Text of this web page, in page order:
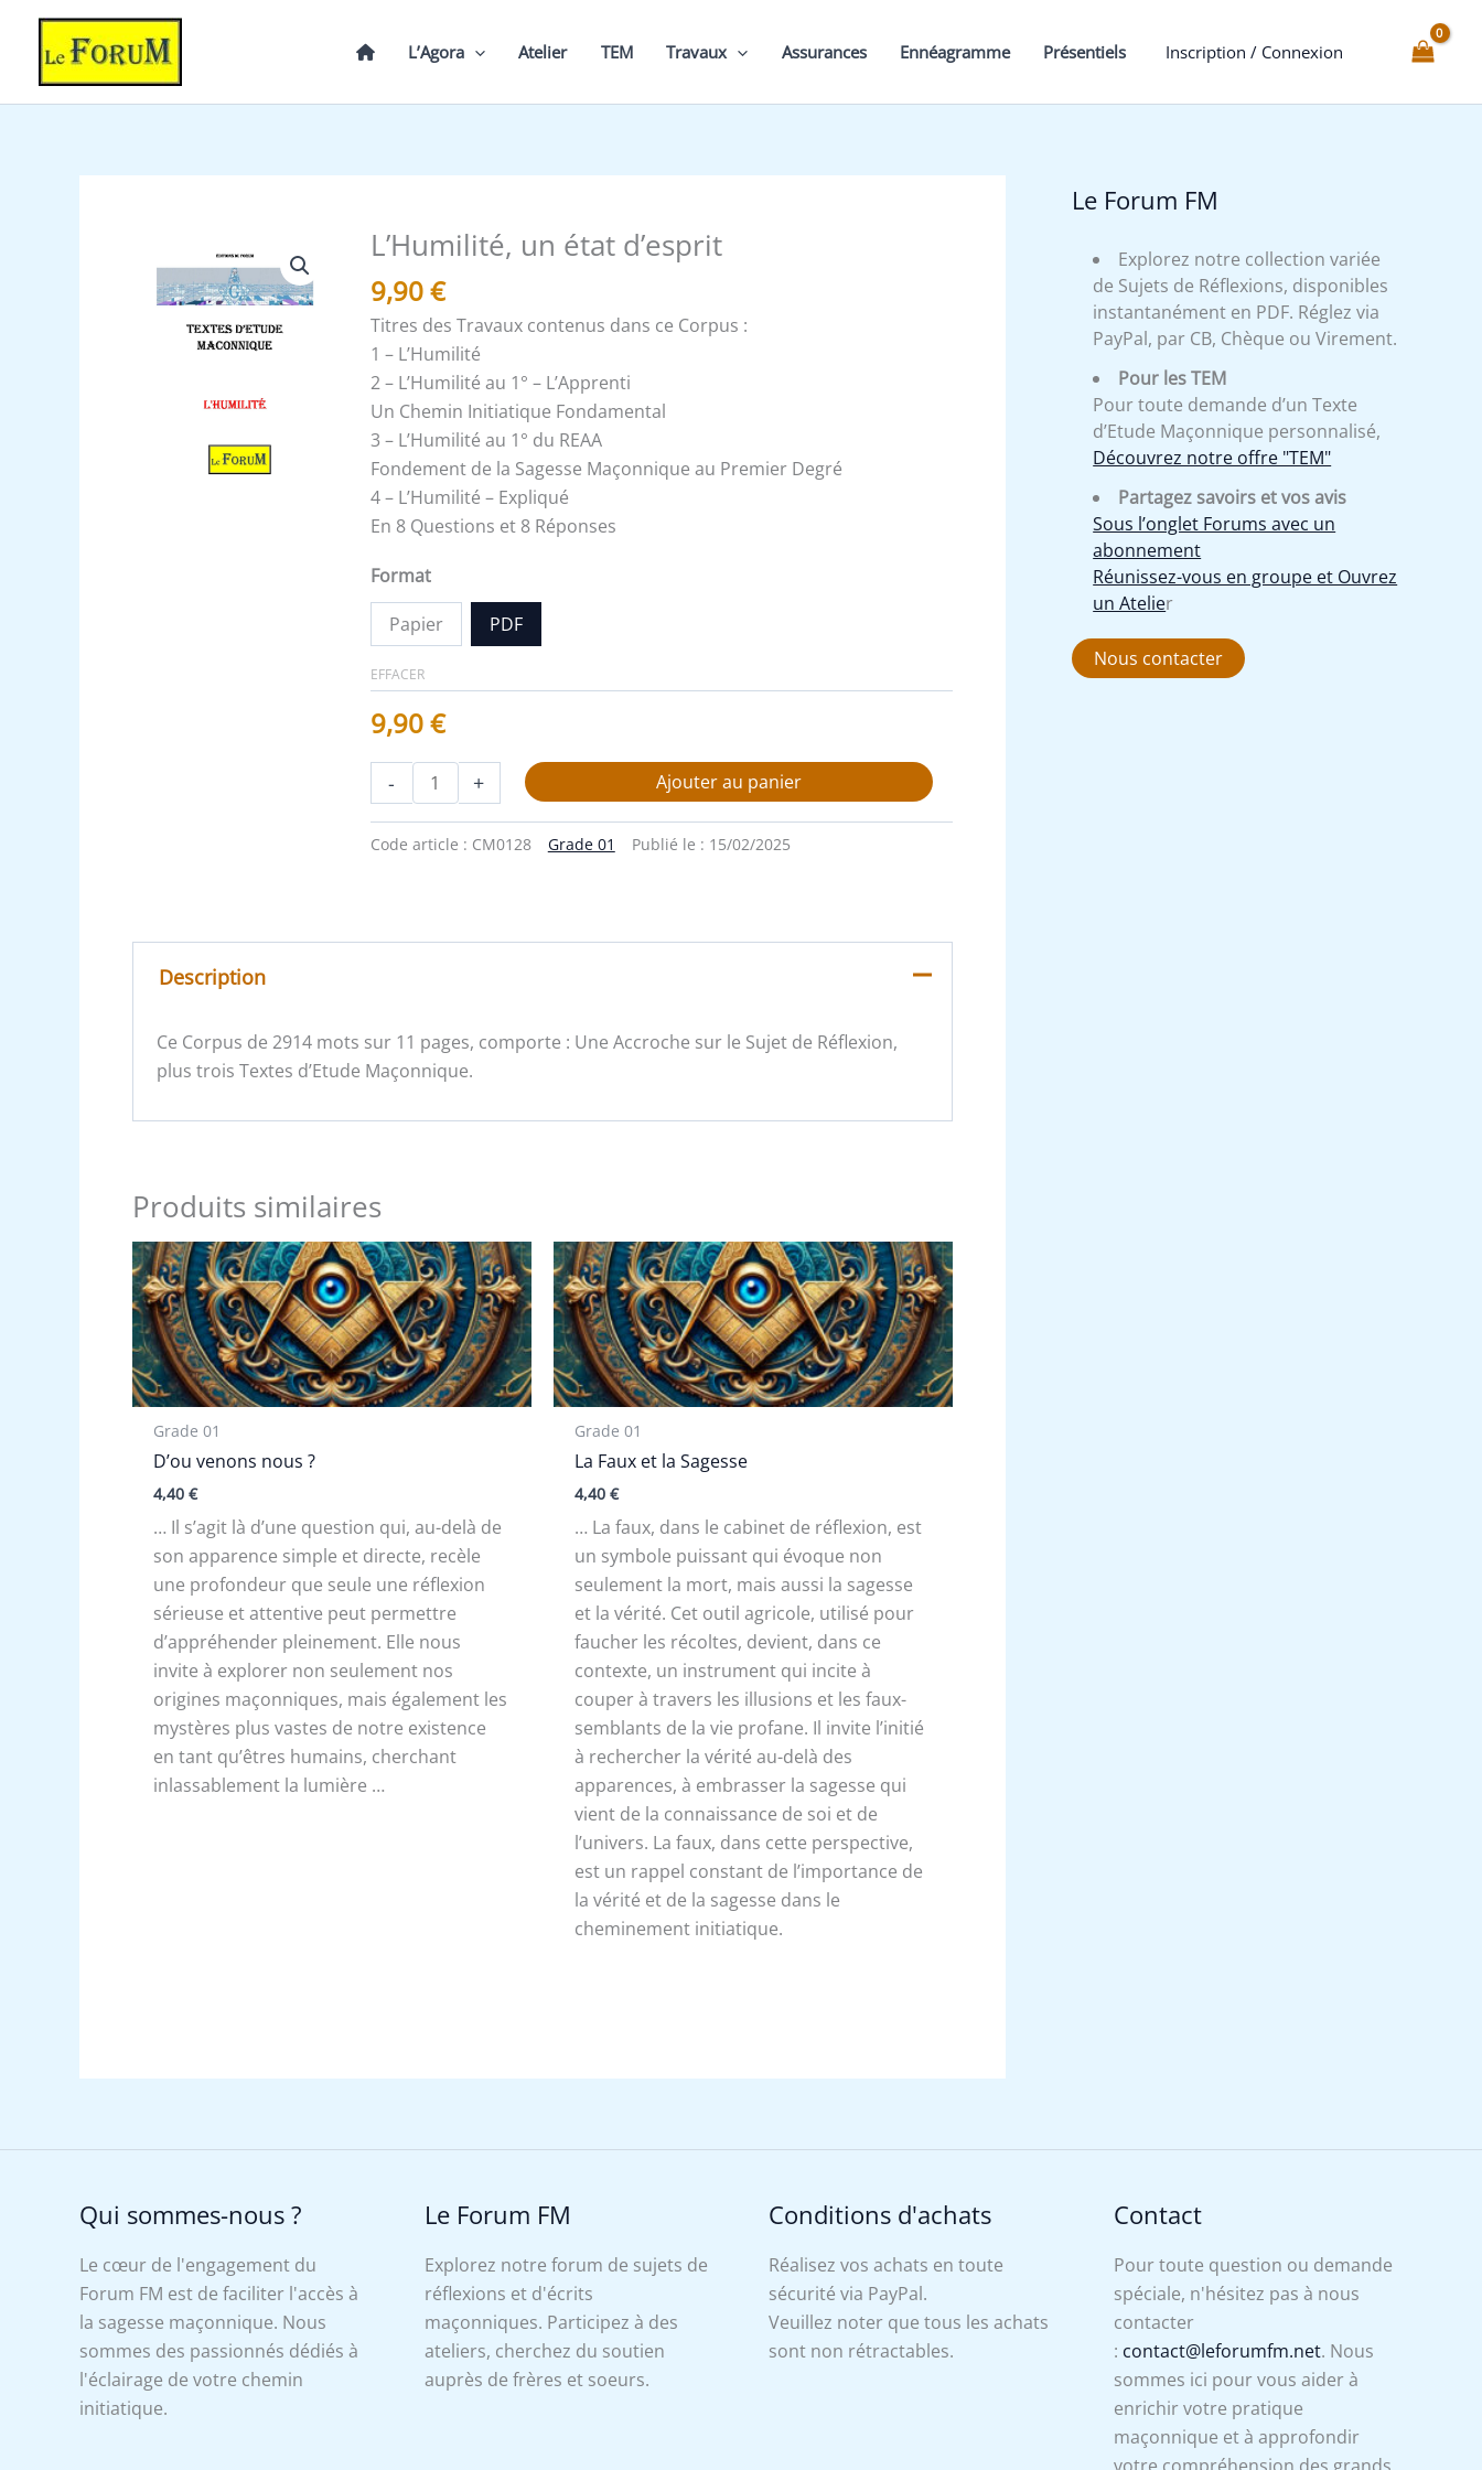
contenu
L’Agora Atelier TEM Travaux Assurances Ennéagramme Présentiels Inscription / Connexion
L’Humilité, un état d’esprit
9,90€
Titres des Travaux contenus dans ce Corpus :
1 – L’Humilité
2 – L’Humilité au 1° – L’Apprenti
Un Chemin Initiatique Fondamental
3 – L’Humilité au 1° du REAA
Fondement de la Sagesse Maçonnique au Premier Degré
4 – L’Humilité – Expliqué
En 8 Questions et 8 Réponses
Format
Papier PDF
EFFACER
9,90€
-
quantité
L'Humilité,
un
état
d'esprit
+ Ajouter au panier
Code article : CM0128 Grade 01 Publié le : 15/02/2025
Description
Ce Corpus de 2914 mots sur 11 pages, comporte : Une Accroche sur le Sujet de Réflexion,
plus trois Textes d’Etude Maçonnique.
Produits similaires
Grade 01
D’ou venons nous ?
4,40€
… Il s’agit là d’une question qui, au-delà de
son apparence simple et directe, recèle
une profondeur que seule une réflexion
sérieuse et attentive peut permettre
d’appréhender pleinement. Elle nous
invite à explorer non seulement nos
origines maçonniques, mais également les
mystères plus vastes de notre existence
en tant qu’êtres humains, cherchant
inlassablement la lumière …
Grade 01
La Faux et la Sagesse
4,40€
… La faux, dans le cabinet de réflexion, est
un symbole puissant qui évoque non
seulement la mort, mais aussi la sagesse
et la vérité. Cet outil agricole, utilisé pour
faucher les récoltes, devient, dans ce
contexte, un instrument qui incite à
couper à travers les illusions et les faux-
semblants de la vie profane. Il invite l’initié
à rechercher la vérité au-delà des
apparences, à embrasser la sagesse qui
vient de la connaissance de soi et de
l’univers. La faux, dans cette perspective,
est un rappel constant de l’importance de
la vérité et de la sagesse dans le
cheminement initiatique.
Le Forum FM
Explorez notre collection variée
de Sujets de Réflexions, disponibles
instantanément en PDF. Réglez via
PayPal, par CB, Chèque ou Virement.
Pour les TEM
Pour toute demande d’un Texte
d’Etude Maçonnique personnalisé,
Découvrez notre offre "TEM"
Partagez savoirs et vos avis
Sous l’onglet Forums avec un
abonnement
Réunissez-vous en groupe et Ouvrez
un Atelier
Nous contacter
Qui sommes-nous ?
Le cœur de l'engagement du
Forum FM est de faciliter l'accès à
la sagesse maçonnique. Nous
sommes des passionnés dédiés à
l'éclairage de votre chemin
initiatique.
Le Forum FM
Explorez notre forum de sujets de
réflexions et d'écrits
maçonniques. Participez à des
ateliers, cherchez du soutien
auprès de frères et soeurs.
Conditions d'achats
Réalisez vos achats en toute
sécurité via PayPal.
Veuillez noter que tous les achats
sont non rétractables.
Contact
Pour toute question ou demande
spéciale, n'hésitez pas à nous
contacter
: contact@leforumfm.net. Nous
sommes ici pour vous aider à
enrichir votre pratique
maçonnique et à approfondir